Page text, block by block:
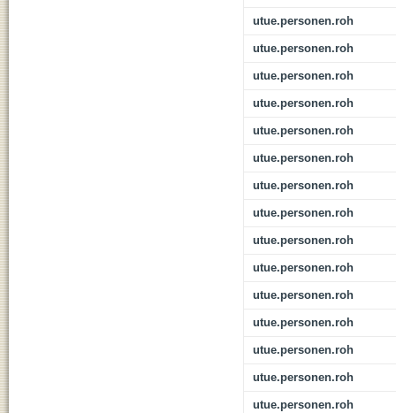
utue.personen.roh
utue.personen.roh
utue.personen.roh
utue.personen.roh
utue.personen.roh
utue.personen.roh
utue.personen.roh
utue.personen.roh
utue.personen.roh
utue.personen.roh
utue.personen.roh
utue.personen.roh
utue.personen.roh
utue.personen.roh
utue.personen.roh